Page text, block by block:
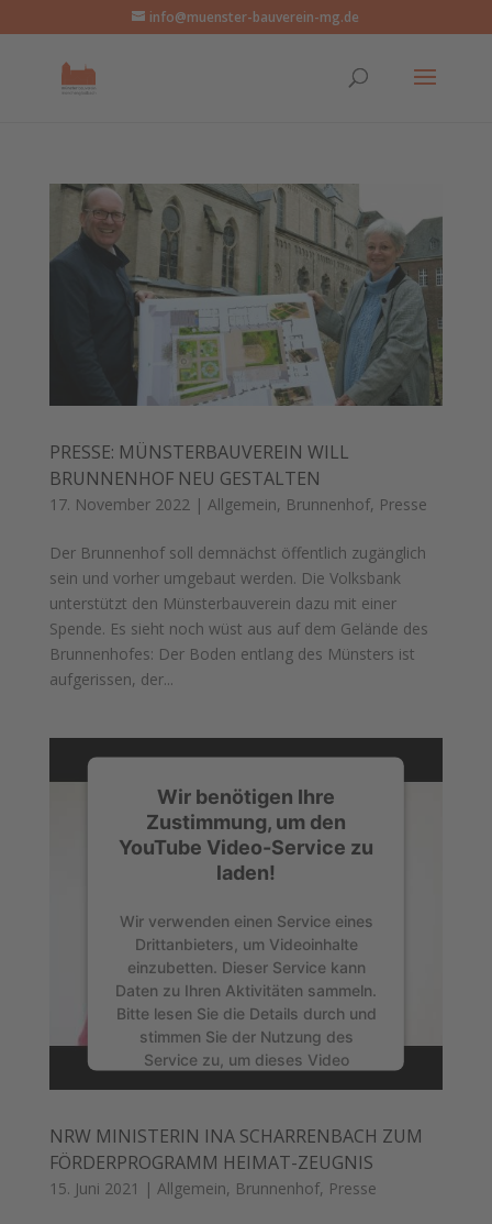
info@muenster-bauverein-mg.de
PRESSE: MÜNSTERBAUVEREIN WILL
BRUNNENHOF NEU GESTALTEN
17. November 2022 | Allgemein, Brunnenhof, Presse
Der Brunnenhof soll demnächst öffentlich zugänglich
sein und vorher umgebaut werden. Die Volksbank
unterstützt den Münsterbauverein dazu mit einer
Spende. Es sieht noch wüst aus auf dem Gelände des
Brunnenhofes: Der Boden entlang des Münsters ist
aufgerissen, der...
Wir benötigen Ihre
Zustimmung, um den
YouTube Video-Service zu
laden!
Wir verwenden einen Service eines
Drittanbieters, um Videoinhalte
einzubetten. Dieser Service kann
Daten zu Ihren Aktivitäten sammeln.
Bitte lesen Sie die Details durch und
stimmen Sie der Nutzung des
Service zu, um dieses Video
Mehr Informationen
Akzeptieren
NRW MINISTERIN INA SCHARRENBACH ZUM
FÖRDERPROGRAMM HEIMAT-ZEUGNIS
15. Juni 2021 | Allgemein, Brunnenhof, Presse